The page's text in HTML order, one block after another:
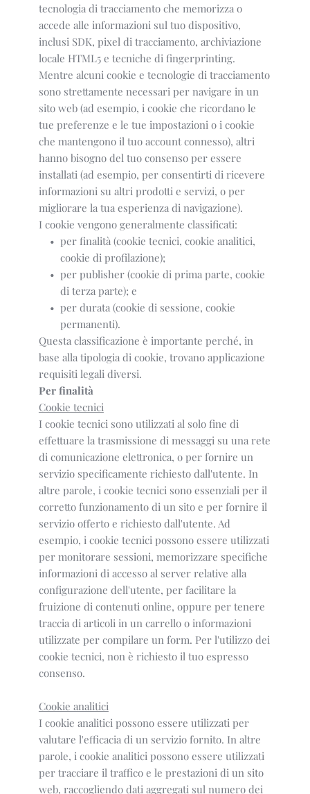
tecnologia di tracciamento che memorizza o
accede alle informazioni sul tuo dispositivo,
inclusi SDK, pixel di tracciamento, archiviazione
locale HTML5 e tecniche di fingerprinting.
Mentre alcuni cookie e tecnologie di tracciamento
sono strettamente necessari per navigare in un
sito web (ad esempio, i cookie che ricordano le
tue preferenze e le tue impostazioni o i cookie
che mantengono il tuo account connesso), altri
hanno bisogno del tuo consenso per essere
installati (ad esempio, per consentirti di ricevere
informazioni su altri prodotti e servizi, o per
migliorare la tua esperienza di navigazione).
I cookie vengono generalmente classificati:
per finalità (cookie tecnici, cookie analitici,
cookie di profilazione);
per publisher (cookie di prima parte, cookie
di terza parte); e
per durata (cookie di sessione, cookie
permanenti).
Questa classificazione è importante perché, in
base alla tipologia di cookie, trovano applicazione
requisiti legali diversi.
Per finalità
Cookie tecnici
I cookie tecnici sono utilizzati al solo fine di
effettuare la trasmissione di messaggi su una rete
di comunicazione elettronica, o per fornire un
servizio specificamente richiesto dall'utente. In
altre parole, i cookie tecnici sono essenziali per il
corretto funzionamento di un sito e per fornire il
servizio offerto e richiesto dall'utente. Ad
esempio, i cookie tecnici possono essere utilizzati
per monitorare sessioni, memorizzare specifiche
informazioni di accesso al server relative alla
configurazione dell'utente, per facilitare la
fruizione di contenuti online, oppure per tenere
traccia di articoli in un carrello o informazioni
utilizzate per compilare un form. Per l'utilizzo dei
cookie tecnici, non è richiesto il tuo espresso
consenso.
Cookie analitici
I cookie analitici possono essere utilizzati per
valutare l'efficacia di un servizio fornito. In altre
parole, i cookie analitici possono essere utilizzati
per tracciare il traffico e le prestazioni di un sito
web, raccogliendo dati aggregati sul numero dei